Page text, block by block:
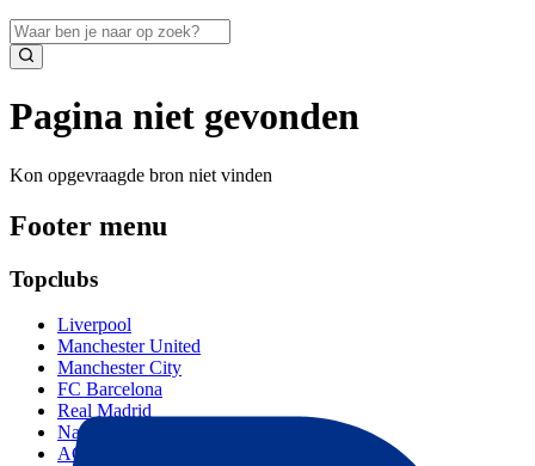
Pagina niet gevonden
Kon opgevraagde bron niet vinden
Footer menu
Topclubs
Liverpool
Manchester United
Manchester City
FC Barcelona
Real Madrid
Napoli
AC Milan